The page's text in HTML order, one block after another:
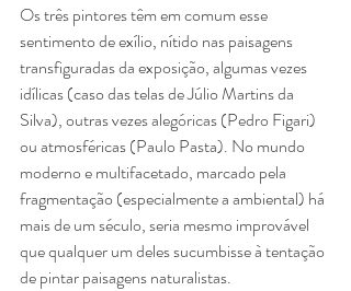
Os três pintores têm em comum esse
sentimento de exílio, nítido nas paisagens
transfiguradas da exposição, algumas vezes
idílicas (caso das telas de Júlio Martins da
Silva), outras vezes alegóricas (Pedro Figari)
ou atmosféricas (Paulo Pasta). No mundo
moderno e multifacetado, marcado pela
fragmentação (especialmente a ambiental) há
mais de um século, seria mesmo improvável
que qualquer um deles sucumbisse à tentação
de pintar paisagens naturalistas.